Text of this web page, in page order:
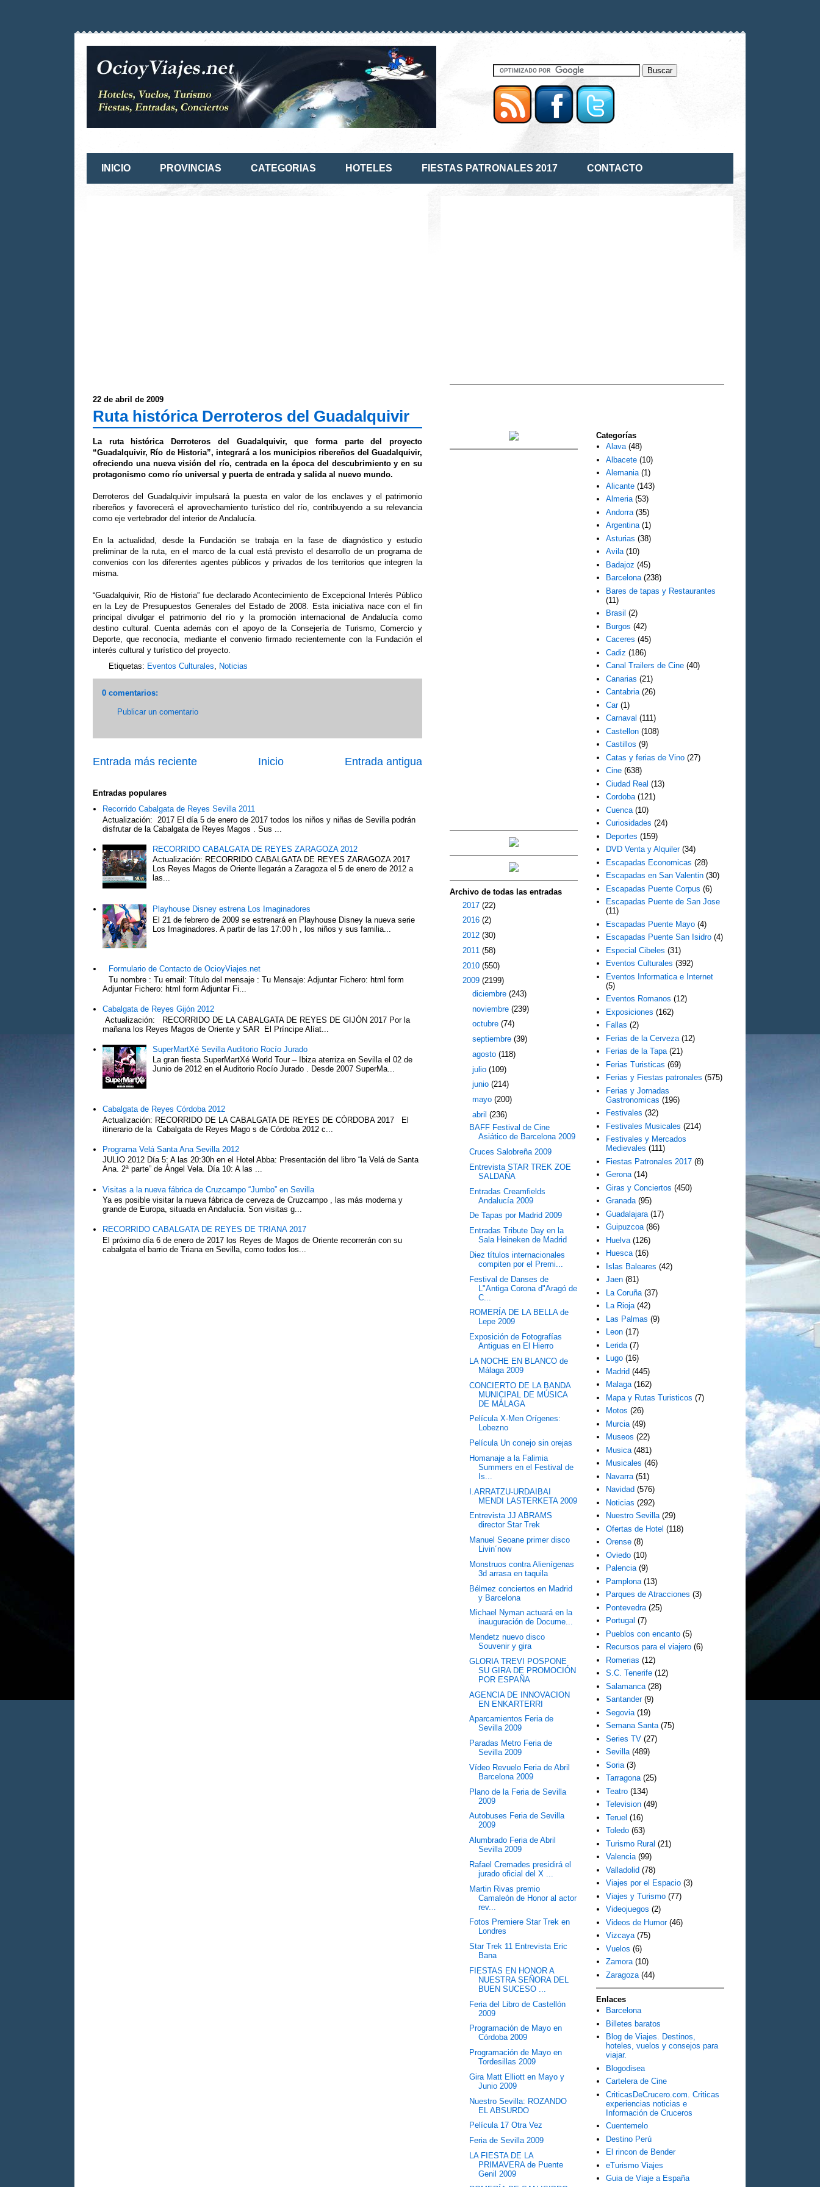
INICIO PROVINCIAS CATEGORIAS HOTELES FIESTAS PATRONALES 2017 CONTACTO
22 de abril de 2009
Ruta histórica Derroteros del Guadalquivir
La ruta histórica Derroteros del Guadalquivir, que forma parte del proyecto
“Guadalquivir, Río de Historia”, integrará a los municipios ribereños del Guadalquivir,
ofreciendo una nueva visión del río, centrada en la época del descubrimiento y en su
protagonismo como río universal y puerta de entrada y salida al nuevo mundo.
Derroteros del Guadalquivir impulsará la puesta en valor de los enclaves y el patrimonio
ribereños y favorecerá el aprovechamiento turístico del río, contribuyendo a su relevancia
como eje vertebrador del interior de Andalucía.
En la actualidad, desde la Fundación se trabaja en la fase de diagnóstico y estudio
preliminar de la ruta, en el marco de la cual está previsto el desarrollo de un programa de
convenios con los diferentes agentes públicos y privados de los territorios que integren la
misma.
“Guadalquivir, Río de Historia” fue declarado Acontecimiento de Excepcional Interés Público
en la Ley de Presupuestos Generales del Estado de 2008. Esta iniciativa nace con el fin
principal divulgar el patrimonio del río y la promoción internacional de Andalucía como
destino cultural. Cuenta además con el apoyo de la Consejería de Turismo, Comercio y
Deporte, que reconocía, mediante el convenio firmado recientemente con la Fundación el
interés cultural y turístico del proyecto.
Etiquetas: Eventos Culturales Noticias
0 comentarios:
Publicar un comentario
Entrada más reciente Entrada antigua
Inicio
Entradas populares
Recorrido Cabalgata de Reyes Sevilla 2011
Actualización: 2017 El día 5 de enero de 2017 todos los niños y niñas de Sevilla podrán
disfrutar de la Cabalgata de Reyes Magos . Sus ...
RECORRIDO CABALGATA DE REYES ZARAGOZA 2012
Actualización: RECORRIDO CABALGATA DE REYES ZARAGOZA 2017
Los Reyes Magos de Oriente llegarán a Zaragoza el 5 de enero de 2012 a
las...
Playhouse Disney estrena Los Imaginadores
El 21 de febrero de 2009 se estrenará en Playhouse Disney la nueva serie
Los Imaginadores. A partir de las 17:00 h , los niños y sus familia...
Formulario de Contacto de OcioyViajes.net
Tu nombre : Tu email: Título del mensaje : Tu Mensaje: Adjuntar Fichero: html form
Adjuntar Fichero: html form Adjuntar Fi...
Cabalgata de Reyes Gijón 2012
Actualización: RECORRIDO DE LA CABALGATA DE REYES DE GIJÓN 2017 Por la
mañana los Reyes Magos de Oriente y SAR El Príncipe Alíat...
SuperMartXé Sevilla Auditorio Rocío Jurado
La gran fiesta SuperMartXé World Tour – Ibiza aterriza en Sevilla el 02 de
Junio de 2012 en el Auditorio Rocío Jurado . Desde 2007 SuperMa...
Cabalgata de Reyes Córdoba 2012
Actualización: RECORRIDO DE LA CABALGATA DE REYES DE CÓRDOBA 2017 El
itinerario de la Cabalgata de Reyes Mago s de Córdoba 2012 c...
Programa Velá Santa Ana Sevilla 2012
JULIO 2012 Día 5: A las 20:30h en el Hotel Abba: Presentación del libro “la Velá de Santa
Ana. 2ª parte” de Ángel Vela. Día 10: A las ...
Visitas a la nueva fábrica de Cruzcampo “Jumbo” en Sevilla
Ya es posible visitar la nueva fábrica de cerveza de Cruzcampo , las más moderna y
grande de Europa, situada en Andalucía. Son visitas g...
RECORRIDO CABALGATA DE REYES DE TRIANA 2017
El próximo día 6 de enero de 2017 los Reyes de Magos de Oriente recorrerán con su
cabalgata el barrio de Triana en Sevilla, como todos los...
Archivo de todas las entradas
2017 (22)
2016 (2)
2012 (30)
2011 (58)
2010 (550)
2009 (2199)
diciembre (243)
noviembre (239)
octubre (74)
septiembre (39)
agosto (118)
julio (109)
junio (214)
mayo (200)
abril (236)
BAFF Festival de Cine
Asiático de Barcelona 2009
Cruces Salobreña 2009
Entrevista STAR TREK ZOE
SALDAÑA
Entradas Creamfields
Andalucía 2009
De Tapas por Madrid 2009
Entradas Tribute Day en la
Sala Heineken de Madrid
Diez títulos internacionales
compiten por el Premi...
Festival de Danses de
L"Antiga Corona d"Aragó de
C...
ROMERÍA DE LA BELLA de
Lepe 2009
Exposición de Fotografías
Antiguas en El Hierro
LA NOCHE EN BLANCO de
Málaga 2009
CONCIERTO DE LA BANDA
MUNICIPAL DE MÚSICA
DE MÁLAGA
Película X-Men Orígenes:
Lobezno
Película Un conejo sin orejas
Homanaje a la Falimia
Summers en el Festival de
Is...
I.ARRATZU-URDAIBAI
MENDI LASTERKETA 2009
Entrevista JJ ABRAMS
director Star Trek
Manuel Seoane primer disco
Livin´now
Monstruos contra Alienígenas
3d arrasa en taquila
Bélmez conciertos en Madrid
y Barcelona
Michael Nyman actuará en la
inauguración de Docume...
Mendetz nuevo disco
Souvenir y gira
GLORIA TREVI POSPONE
SU GIRA DE PROMOCIÓN
POR ESPAÑA
AGENCIA DE INNOVACION
EN ENKARTERRI
Aparcamientos Feria de
Sevilla 2009
Paradas Metro Feria de
Sevilla 2009
Vídeo Revuelo Feria de Abril
Barcelona 2009
Plano de la Feria de Sevilla
2009
Autobuses Feria de Sevilla
2009
Alumbrado Feria de Abril
Sevilla 2009
Rafael Cremades presidirá el
jurado oficial del X ...
Martin Rivas premio
Camaleón de Honor al actor
rev...
Fotos Premiere Star Trek en
Londres
Star Trek 11 Entrevista Eric
Bana
FIESTAS EN HONOR A
NUESTRA SEÑORA DEL
BUEN SUCESO ...
Feria del Libro de Castellón
2009
Programación de Mayo en
Córdoba 2009
Programación de Mayo en
Tordesillas 2009
Gira Matt Elliott en Mayo y
Junio 2009
Nuestro Sevilla: ROZANDO
EL ABSURDO
Película 17 Otra Vez
Feria de Sevilla 2009
LA FIESTA DE LA
PRIMAVERA de Puente
Genil 2009
Categorías
Alava (48)
Albacete (10)
Alemania (1)
Alicante (143)
Almeria (53)
Andorra (35)
Argentina (1)
Asturias (38)
Avila (10)
Badajoz (45)
Barcelona (238)
Bares de tapas y Restaurantes
(11)
Brasil (2)
Burgos (42)
Caceres (45)
Cadiz (186)
Canal Trailers de Cine (40)
Canarias (21)
Cantabria (26)
Car (1)
Carnaval (111)
Castellon (108)
Castillos (9)
Catas y ferias de Vino (27)
Cine (638)
Ciudad Real (13)
Cordoba (121)
Cuenca (10)
Curiosidades (24)
Deportes (159)
DVD Venta y Alquiler (34)
Escapadas Economicas (28)
Escapadas en San Valentin (30)
Escapadas Puente Corpus (6)
Escapadas Puente de San Jose
(11)
Escapadas Puente Mayo (4)
Escapadas Puente San Isidro (4)
Especial Cibeles (31)
Eventos Culturales (392)
Eventos Informatica e Internet
(5)
Eventos Romanos (12)
Exposiciones (162)
Fallas (2)
Ferias de la Cerveza (12)
Ferias de la Tapa (21)
Ferias Turisticas (69)
Ferias y Fiestas patronales (575)
Ferias y Jornadas
Gastronomicas (196)
Festivales (32)
Festivales Musicales (214)
Festivales y Mercados
Medievales (111)
Fiestas Patronales 2017 (8)
Gerona (14)
Giras y Conciertos (450)
Granada (95)
Guadalajara (17)
Guipuzcoa (86)
Huelva (126)
Huesca (16)
Islas Baleares (42)
Jaen (81)
La Coruña (37)
La Rioja (42)
Las Palmas (9)
Leon (17)
Lerida (7)
Lugo (16)
Madrid (445)
Malaga (162)
Mapa y Rutas Turisticos (7)
Motos (26)
Murcia (49)
Museos (22)
Musica (481)
Musicales (46)
Navarra (51)
Navidad (576)
Noticias (292)
Nuestro Sevilla (29)
Ofertas de Hotel (118)
Orense (8)
Oviedo (10)
Palencia (9)
Pamplona (13)
Parques de Atracciones (3)
Pontevedra (25)
Portugal (7)
Pueblos con encanto (5)
Recursos para el viajero (6)
Romerias (12)
S.C. Tenerife (12)
Salamanca (28)
Santander (9)
Segovia (19)
Semana Santa (75)
Series TV (27)
Sevilla (489)
Soria (3)
Tarragona (25)
Teatro (134)
Television (49)
Teruel (16)
Toledo (63)
Turismo Rural (21)
Valencia (99)
Valladolid (78)
Viajes por el Espacio (3)
Viajes y Turismo (77)
Videojuegos (2)
Videos de Humor (46)
Vizcaya (75)
Vuelos (6)
Zamora (10)
Zaragoza (44)
Enlaces
Barcelona
Billetes baratos
Blog de Viajes. Destinos,
hoteles, vuelos y consejos para
viajar.
Blogodisea
Cartelera de Cine
CriticasDeCrucero.com. Criticas
experiencias noticias e
Información de Cruceros
Cuentemelo
Destino Perú
El rincon de Bender
eTurismo Viajes
Guia de Viaje a España